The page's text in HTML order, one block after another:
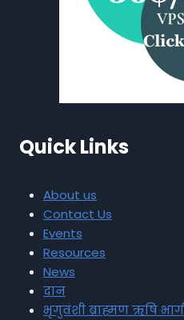
Quick Links
About us
Contact Us
Events
Resources
News
दान
भृगुवंशी ब्राह्मण ऋषि